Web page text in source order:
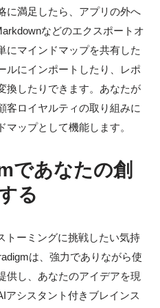
に満足したら、アプリの外へ
などのエクスポートオ
にマインドマップを共有した
ルにインポートしたり、レポ
換したりできます。あなたが
客ロイヤルティの取り組みに
ップとして機能します。
であなたの創
る
トーミングに挑戦したい気持
は、強力でありながら使
供し、あなたのアイデアを現
アシスタント付きブレインス